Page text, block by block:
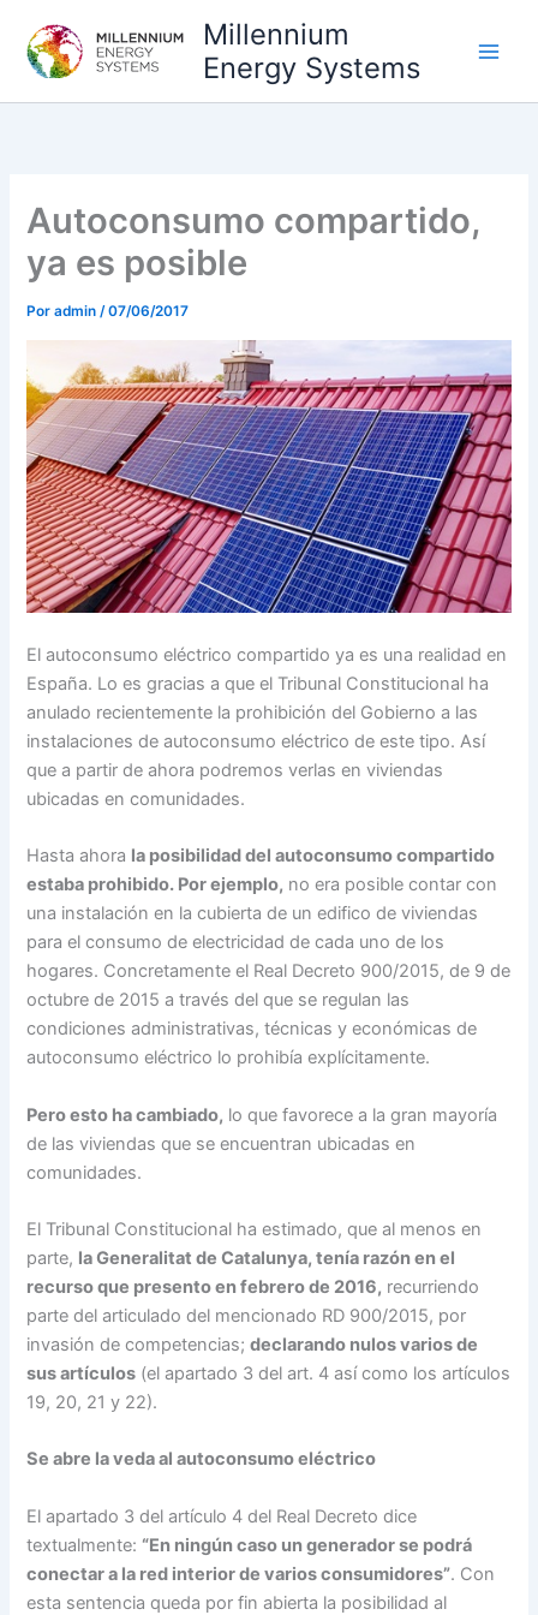
contenido
Millennium
Energy Systems
Autoconsumo compartido,
ya es posible
Poradmin/07/06/2017
El autoconsumo eléctrico compartido ya es una realidad en
España. Lo es gracias a que el Tribunal Constitucional ha
anulado recientemente la prohibición del Gobierno a las
instalaciones de autoconsumo eléctrico de este tipo. Así
que a partir de ahora podremos verlas en viviendas
ubicadas en comunidades.
Hasta ahora la posibilidad del autoconsumo compartido
estaba prohibido. Por ejemplo, no era posible contar con
una instalación en la cubierta de un edifico de viviendas
para el consumo de electricidad de cada uno de los
hogares. Concretamente el Real Decreto 900/2015, de 9 de
octubre de 2015 a través del que se regulan las
condiciones administrativas, técnicas y económicas de
autoconsumo eléctrico lo prohibía explícitamente.
Pero esto ha cambiado, lo que favorece a la gran mayoría
de las viviendas que se encuentran ubicadas en
comunidades.
El Tribunal Constitucional ha estimado, que al menos en
parte, la Generalitat de Catalunya, tenía razón en el
recurso que presento en febrero de 2016, recurriendo
parte del articulado del mencionado RD 900/2015, por
invasión de competencias;declarando nulos varios de
sus artículos (el apartado 3 del art. 4 así como los artículos
19, 20, 21 y 22).
Se abre la veda al autoconsumo eléctrico
El apartado 3 del artículo 4 del Real Decreto dice
textualmente: “En ningún caso un generador se podrá
conectar a la red interior de varios consumidores”. Con
esta sentencia queda por fin abierta la posibilidad al